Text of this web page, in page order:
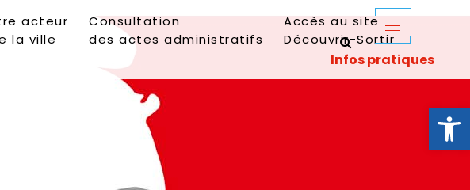
Ouvrir
acteur
la ville
Consultation
des actes administratifs
Accès au site
Découvrir-Sortir